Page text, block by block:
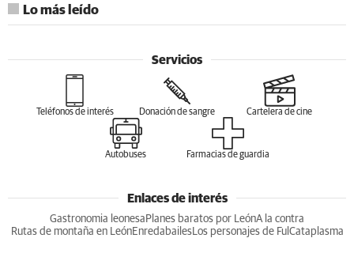
Lo más leído
Servicios
Teléfonos de interés Donación de sangre Cartelera de cine
Autobuses Farmacias de guardia
Enlaces de interés
Gastronomia leonesa Planes baratos por LeónA la contra
Rutas de montaña en LeónEnredabailesLos personajes de Ful Cataplasma